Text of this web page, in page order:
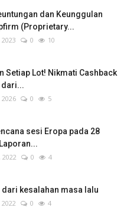
dan Keunggulan
(Proprietary...
0 10
Setiap Lot! Nikmati Cashback
dari...
0 5
sesi Eropa pada 28
2022 0 4
dari kesalahan masa lalu
0 4